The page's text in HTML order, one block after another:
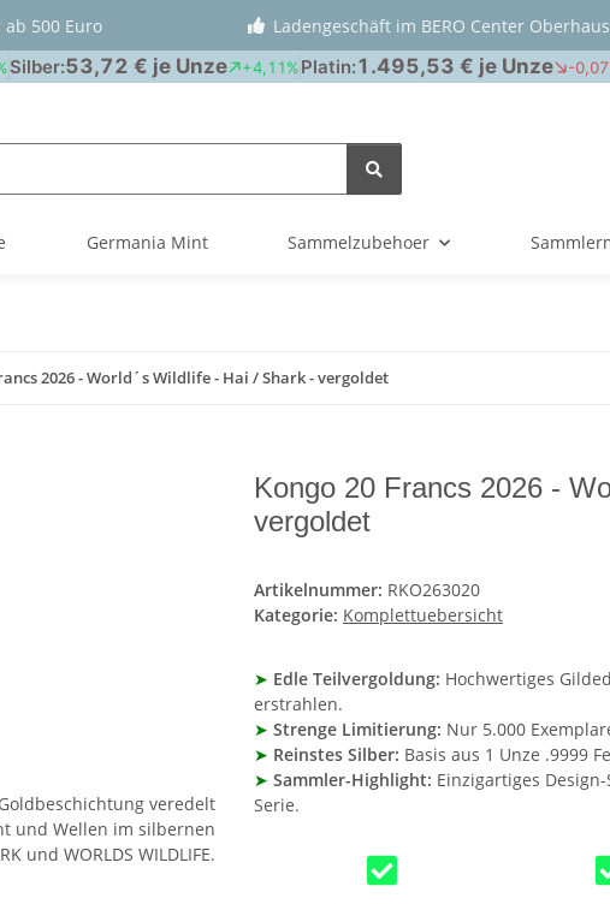
500 Euro Ladengeschäft im BERO Center
Germania Mint Sammelzubehoer
2026 - World´s Wildlife - Hai / Shark - vergoldet
Kongo 20 Francs 2026 -
vergoldet
Artikelnummer: RKO263020
Kategorie: Komplettuebersicht
➤ Edle Teilvergoldung: Hochwertiges
erstrahlen.
➤ Strenge Limitierung: Nur 5.000
➤ Reinstes Silber: Basis aus 1 Unze .9999
➤ Sammler-Highlight: Einzigartiges
Serie.